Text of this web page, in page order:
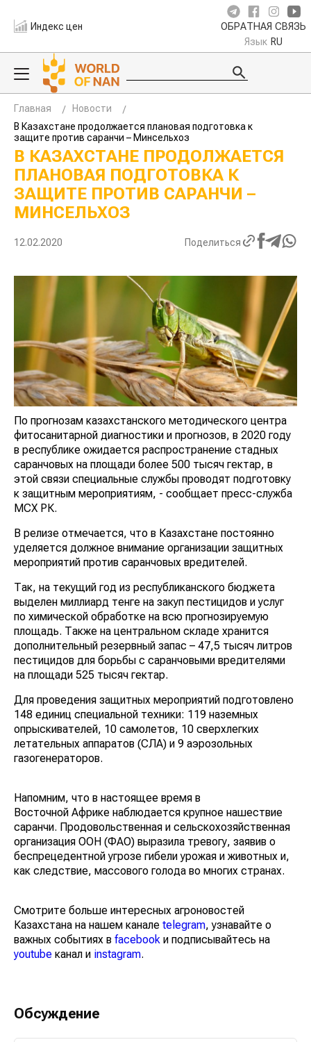
Индекс цен ОБРАТНАЯ СВЯЗЬ
Язык RU
Главная
Новости
В Казахстане продолжается плановая подготовка к
защите против саранчи – Минсельхоз
В КАЗАХСТАНЕ ПРОДОЛЖАЕТСЯ
ПЛАНОВАЯ ПОДГОТОВКА К
ЗАЩИТЕ ПРОТИВ САРАНЧИ –
МИНСЕЛЬХОЗ
12.02.2020 Поделиться
По прогнозам казахстанского методического центра
фитосанитарной диагностики и прогнозов, в 2020 году
в республике ожидается распространение стадных
саранчовых на площади более 500 тысяч гектар, в
этой связи специальные службы проводят подготовку
к защитным мероприятиям, - сообщает пресс-служба
МСХ РК.
В релизе отмечается, что в Казахстане постоянно
уделяется должное внимание организации защитных
мероприятий против саранчовых вредителей.
Так, на текущий год из республиканского бюджета
выделен миллиард тенге на закуп пестицидов и услуг
по химической обработке на всю прогнозируемую
площадь. Также на центральном складе хранится
дополнительный резервный запас – 47,5 тысяч литров
пестицидов для борьбы с саранчовыми вредителями
на площади 525 тысяч гектар.
Для проведения защитных мероприятий подготовлено
148 единиц специальной техники: 119 наземных
опрыскивателей, 10 самолетов, 10 сверхлегких
летательных аппаратов (СЛА) и 9 аэрозольных
газогенераторов.
Напомним, что в настоящее время в
Восточной Африке наблюдается крупное нашествие
саранчи. Продовольственная и сельскохозяйственная
организация ООН (ФАО) выразила тревогу, заявив о
беспрецедентной угрозе гибели урожая и животных и,
как следствие, массового голода во многих странах.
Смотрите больше интересных агроновостей
Казахстана на нашем канале telegram, узнавайте о
важных событиях в facebook и подписывайтесь на
youtube канал и instagram.
Обсуждение